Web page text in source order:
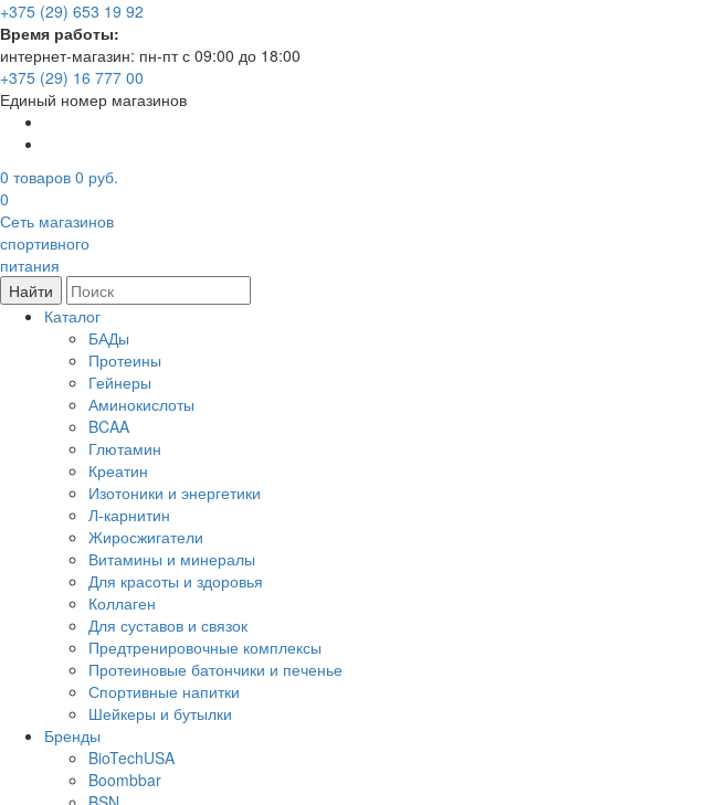
+375 (29) 653 19 92
Время работы:
интернет-магазин: пн-пт с 09:00 до 18:00
+375 (29) 16 777 00
Единый номер магазинов
0 товаров 0 руб.
0
Сеть магазинов
спортивного
питания
Найти
Каталог
БАДы
Протеины
Гейнеры
Аминокислоты
BCAA
Глютамин
Креатин
Изотоники и энергетики
Л-карнитин
Жиросжигатели
Витамины и минералы
Для красоты и здоровья
Коллаген
Для суставов и связок
Предтренировочные комплексы
Протеиновые батончики и печенье
Спортивные напитки
Шейкеры и бутылки
Бренды
BioTechUSA
Boombbar